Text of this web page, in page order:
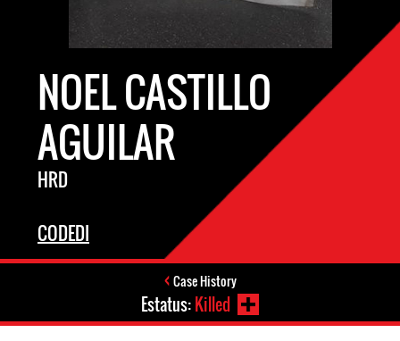
NOEL CASTILLO
AGUILAR
HRD
CODEDI
Case History
Estatus:Killed